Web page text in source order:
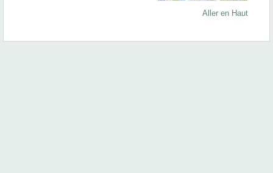
Aller en Haut